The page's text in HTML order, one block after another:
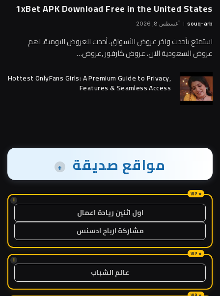
1xBet APK Download Free in the United States
souq-arb أغسطس 8, 2026
استمتع بأحدث واخر عروض الأسواق، أحدث العروض اليومية، اهم
عروض السعودية الان، عروض كارفور ,عروض…
Hottest OnlyFans Girls: A Premium Guide to Privacy,
Features & Seamless Access
مواقع صديقة +
!
اول اثنين ريادة اعمال
مشاركة ارباح ادسنس
!
عالم الشباب